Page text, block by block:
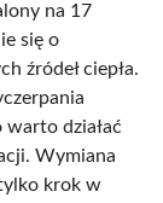
na 17
się o
źródeł ciepła.
działać
Wymiana
krok w